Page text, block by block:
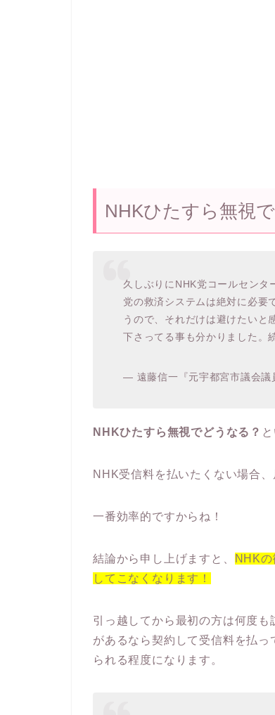
NHKひたすら無視
久しぶりにNHK党コールセンタ
党の救済システムは絶対に必要
うので、それだけは避けたいと
下さってる事も分かりました。
— 遠藤信一『元宇都宮市議会
NHKひたすら無視でどうなる？
NHK受信料を払いたくない場合
一番効率的ですからね！
結論から申し上げますと、
NHK
してこなくなります！
引っ越してから最初の方は何度
があるなら契約して受信料を払
られる程度になります。